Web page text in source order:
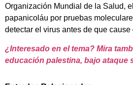
Organización Mundial de la Salud,
papanicoláu por pruebas
detectar el virus antes de que cause
¿Interesado en el tema? Mira
educación palestina, bajo ataque